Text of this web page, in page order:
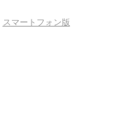
スマートフォン版